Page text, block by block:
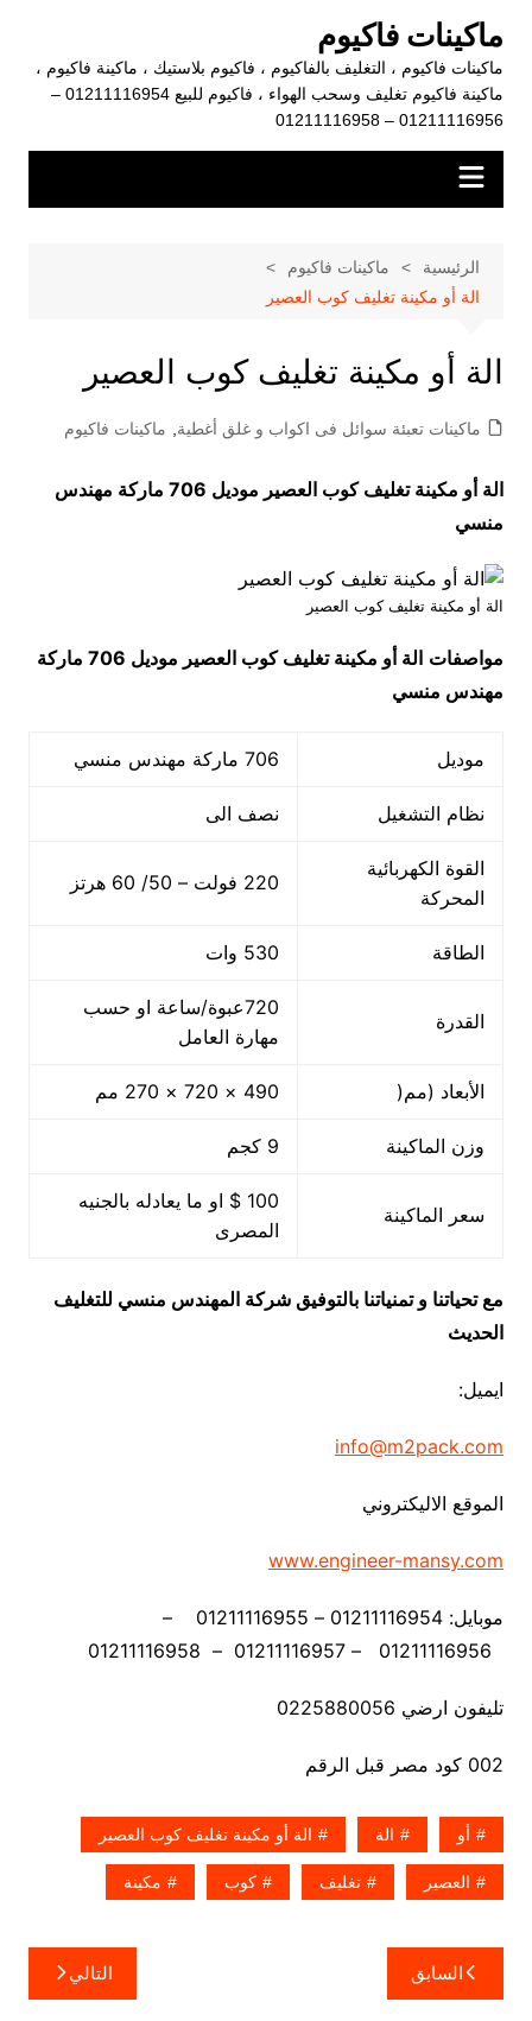
المحتوى
ماكينات فاكيوم
ماكينات فاكيوم ، التغليف بالفاكيوم ، فاكيوم بلاستيك ، ماكينة فاكيوم ،
ماكينة فاكيوم تغليف وسحب الهواء ، فاكيوم للبيع 01211116954 –
01211116956 – 01211116958
الرئيسية
ماكينات فاكيوم
الة أو مكينة تغليف كوب العصير
الة أو مكينة تغليف كوب العصير
ماكينات تعبئة سوائل فى اكواب و غلق أغطية ماكينات فاكيوم
الة أو مكينة تغليف كوب العصير
موديل 706 ماركة مهندس
منسي
الة أو مكينة تغليف كوب العصير
مواصفات الة أو مكينة تغليف كوب العصير
موديل 706 ماركة
مهندس منسي
موديل 706 ماركة مهندس منسي
نظام التشغيل نصف الى
القوة الكهربائية
المحركة
220 فولت – 50/ 60 هرتز
الطاقة 530 وات
القدرة
720عبوة/ساعة او حسب
مهارة العامل
الأبعاد (مم( 490 × 720 × 270 مم
وزن الماكينة 9 كجم
سعر الماكينة
100 $ او ما يعادله بالجنيه
المصرى
مع تحياتنا و تمنياتنا بالتوفيق شركة المهندس منسي للتغليف
الحديث
ايميل:
info@m2pack.com
الموقع الاليكتروني
www.engineer-mansy.com
موبايل: 01211116954 – 01211116955 –
تليفون ارضي 0225880056
002 كود مصر قبل الرقم
أو الة الة أو مكينة تغليف كوب العصير
العصير تغليف كوب مكينة
تصفّح
المقالات
السابق التالي